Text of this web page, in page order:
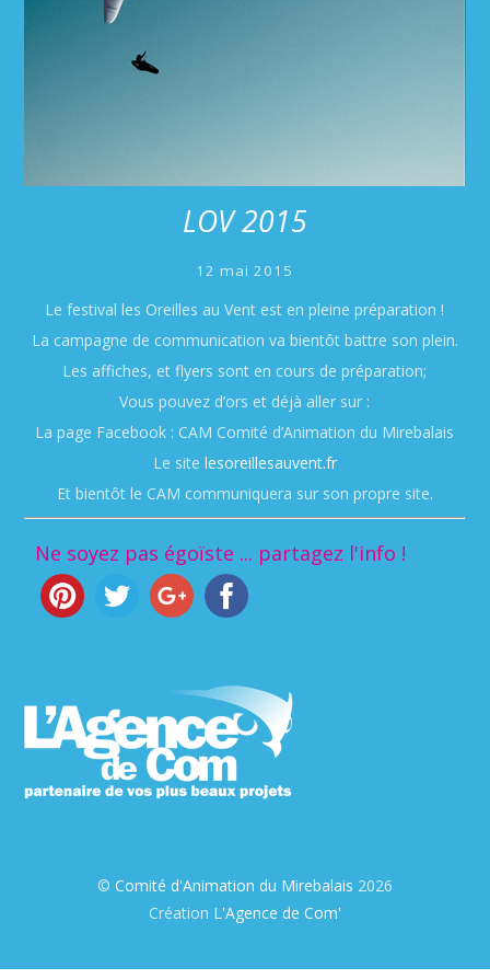
© Comité d'Animation du Mirebalais 2026
Création L'Agence de Com'
LOV 2015
12 mai 2015
Le festival les Oreilles au Vent est en pleine préparation !
La campagne de communication va bientôt battre son plein.
Les affiches, et flyers sont en cours de préparation;
Vous pouvez d’ors et déjà aller sur :
La page Facebook : CAM Comité d’Animation du Mirebalais
Le site lesoreillesauvent.fr
Et bientôt le CAM communiquera sur son propre site.
Ne soyez pas égoïste ... partagez l'info !